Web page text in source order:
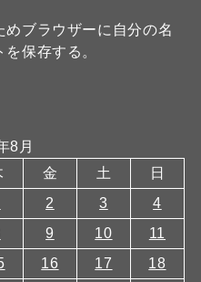
ブラウザーに自分の名
保存する。
8月
金 土
日
2 3
4
9 10
11
16 17
18